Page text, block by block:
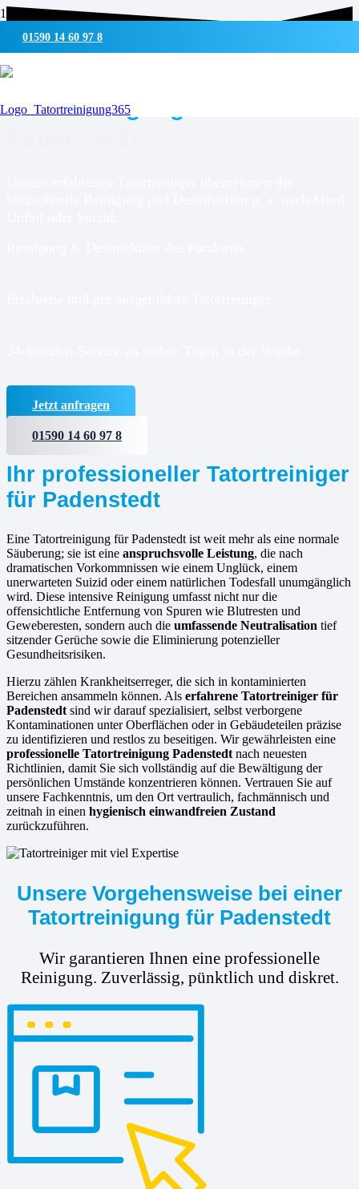
01590 14 60 97 8
UMWELTSCHONENDE REINIGUNG & DESINFEKTION
Tatortreinigung für
Jetzt anfragen
01590 14 60 97 8
Ihr professioneller Tatortreiniger
für Padenstedt
Eine Tatortreinigung für Padenstedt ist weit mehr als eine normale
Säuberung; sie ist eine anspruchsvolle Leistung, die nach
dramatischen Vorkommnissen wie einem Unglück, einem
unerwarteten Suizid oder einem natürlichen Todesfall unumgänglich
wird. Diese intensive Reinigung umfasst nicht nur die
offensichtliche Entfernung von Spuren wie Blutresten und
Geweberesten, sondern auch die umfassende Neutralisation tief
sitzender Gerüche sowie die Eliminierung potenzieller
Gesundheitsrisiken.
Hierzu zählen Krankheitserreger, die sich in kontaminierten
Bereichen ansammeln können. Als erfahrene Tatortreiniger für
Padenstedt sind wir darauf spezialisiert, selbst verborgene
Kontaminationen unter Oberflächen oder in Gebäudeteilen präzise
zu identifizieren und restlos zu beseitigen. Wir gewährleisten eine
professionelle Tatortreinigung Padenstedt nach neuesten
Richtlinien, damit Sie sich vollständig auf die Bewältigung der
persönlichen Umstände konzentrieren können. Vertrauen Sie auf
unsere Fachkenntnis, um den Ort vertraulich, fachmännisch und
zeitnah in einen hygienisch einwandfreien Zustand
zurückzuführen.
Unsere Vorgehensweise bei einer
Tatortreinigung für Padenstedt
Wir garantieren Ihnen eine professionelle
Reinigung. Zuverlässig, pünktlich und diskret.